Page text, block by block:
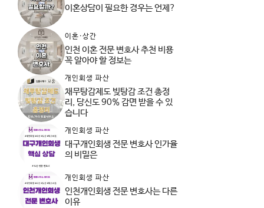
이혼상담이 필요한 경우는 언제?
이혼·상간
인천 이혼 전문 변호사 추천 비용
꼭 알아야 할 정보는
개인회생 파산
채무탕감제도 빚탕감 조건 총정
리, 당신도 90% 감면 받을 수 있
습니다
개인회생 파산
대구개인회생 전문 변호사 인가율
의 비밀은
개인회생 파산
인천개인회생 전문 변호사는 다른
이유